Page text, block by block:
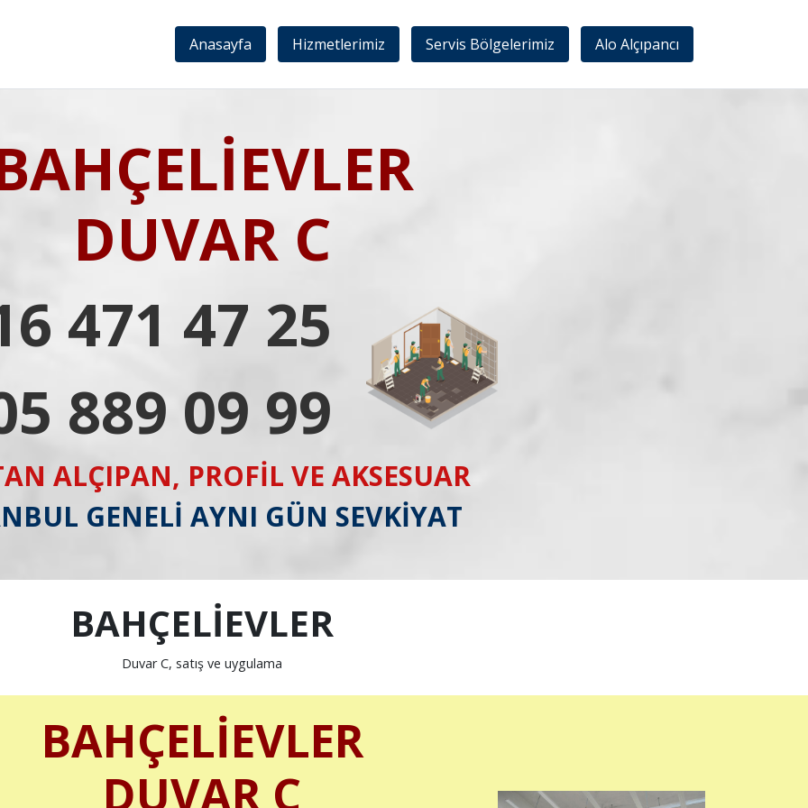
Anasayfa Hizmetlerimiz Servis Bölgelerimiz Alo Alçıpancı
DUVAR C
471 47 25
889 09 99
ALÇIPAN, PROFİL VE AKSESUAR
GENELİ AYNI GÜN SEVKİYAT
BAHÇELİEVLER
Duvar C, satış ve uygulama
BAHÇELİEVLER
DUVAR C